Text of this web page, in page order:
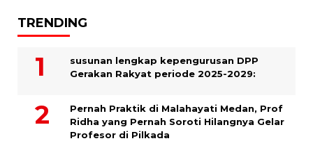
TRENDING
susunan lengkap kepengurusan DPP
Gerakan Rakyat periode 2025-2029:
Pernah Praktik di Malahayati Medan, Prof
Ridha yang Pernah Soroti Hilangnya Gelar
Profesor di Pilkada